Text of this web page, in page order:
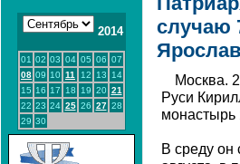
2014
01 02 03 04 05 06 07
08 09 10 11 12 13
14
15 16 17 18 19 20 21
22 23 24 25 26 27 28
29 30
случаю
Москва.
Руси
монастырь
В среду он